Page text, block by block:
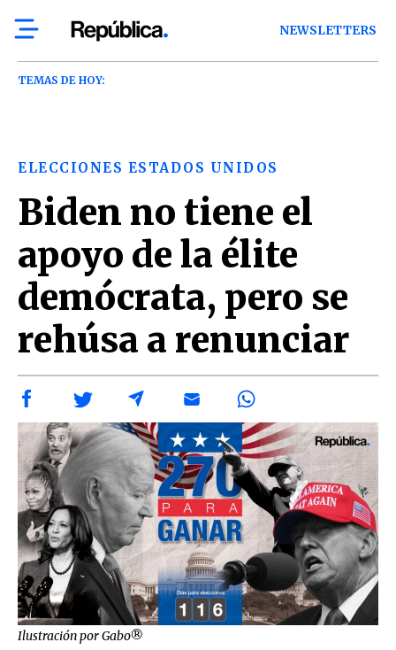
NEWSLETTERS
TEMAS DE HOY:
ELECCIONES ESTADOS UNIDOS
Biden no tiene el
apoyo de la élite
demócrata, pero se
rehúsa a renunciar
Ilustración por Gabo®